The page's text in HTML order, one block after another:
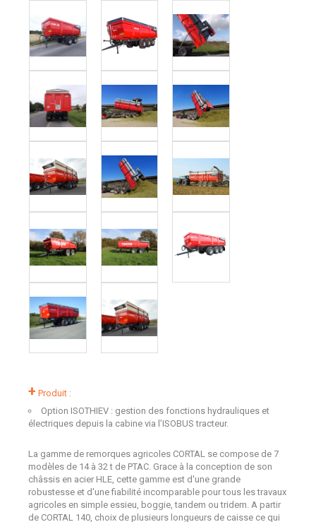
+ Produit :
Option ISOTHIEV : gestion des fonctions hydrauliques et
électriques depuis la cabine via l’ISOBUS tracteur.
La gamme de remorques agricoles CORTAL se compose de 7
modèles de 14 à 32 t de PTAC. Grace à la conception de son
châssis en acier HLE, cette gamme est d'une grande
robustesse et d'une fiabilité incomparable pour tous les travaux
agricoles en simple essieu, boggie, tandem ou tridem. A partir
de CORTAL 140, choix de plusieurs longueurs de caisse ce qui